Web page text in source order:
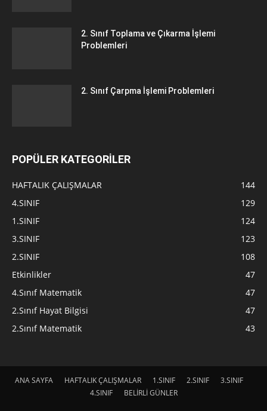
2. Sınıf Toplama ve Çıkarma İşlemi
Problemleri
2. Sınıf Çarpma İşlemi Problemleri
POPÜLER KATEGORİLER
HAFTALIK ÇALIŞMALAR
144
4.SINIF
129
1.SINIF
124
3.SINIF
123
2.SINIF
108
Etkinlikler
47
4.Sınıf Matematik
47
2.Sınıf Hayat Bilgisi
47
2.Sınıf Matematik
43
ANA SAYFA HAFTALIK ÇALIŞMALAR 1.SINIF 2.SINIF
3.SINIF
4.SINIF
BELİRLİ GÜNLER